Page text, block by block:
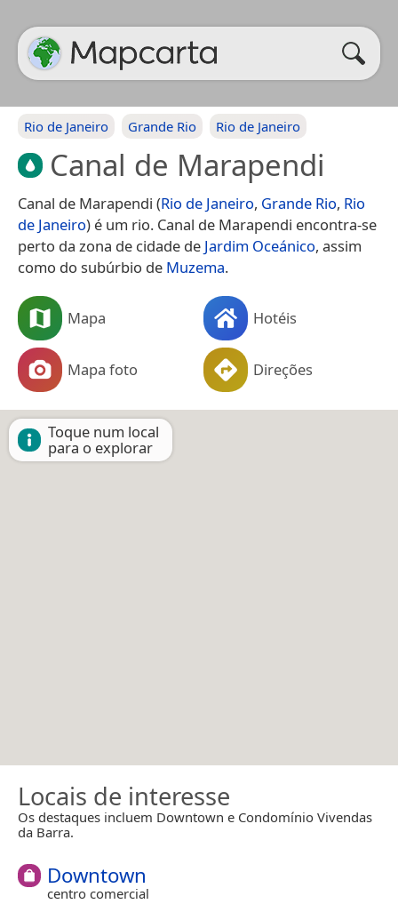
Rio de Janeiro Grande Rio Rio de Janeiro
Canal de Marapendi
Canal de Marapendi (Rio de Janeiro, Grande Rio, Rio
de Janeiro) é um rio. Canal de Marapendi encontra-se
perto da zona de cidade de Jardim Oceánico, assim
como do subúrbio de Muzema.
Mapa Hotéis
Mapa foto Direções
Toque num local
para o explorar
Locais de interesse
Os destaques incluem Downtown e Condomínio Vivendas
da Barra.
Downtown
centro comercial